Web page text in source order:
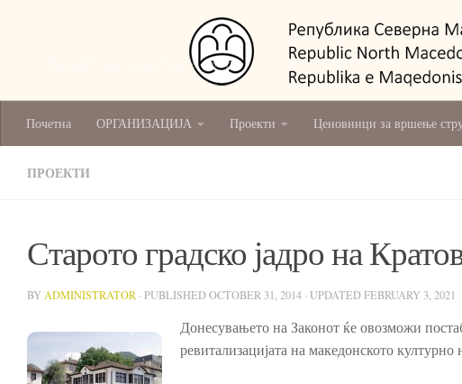
National Conservation Centre - Skopje
Почетна ОРГАНИЗАЦИЈА Проекти Ценовници за вршење
ПРОЕКТИ
Старото градско јадро на
BY ADMINISTRATOR · PUBLISHEDOCTOBER 31, 2014 · UPDATEDFEBRUARY 3, 2021
Донесувањето на Законот ќе овозможи
ревитализацијата на македонското